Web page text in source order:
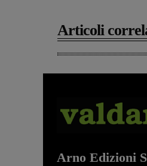
Articoli
Arno Edizioni